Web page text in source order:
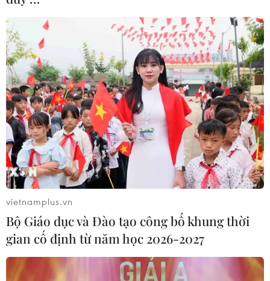
vietnamplus.vn
Bộ Giáo dục và Đào tạo công bố khung thời
gian cố định từ năm học 2026-2027